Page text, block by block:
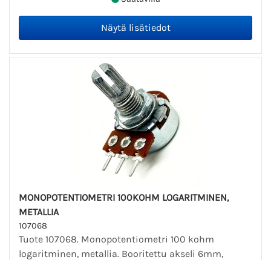
MONOPOTENTIOMETRI 100KOHM LOGARITMINEN,
METALLIA
107068
Tuote 107068. Monopotentiometri 100 kohm
logaritminen, metallia. Booritettu akseli 6mm,